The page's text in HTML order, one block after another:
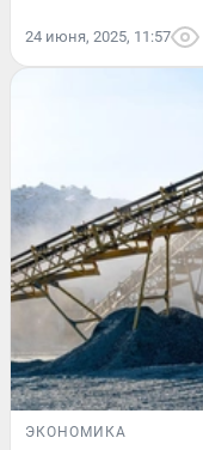
24 июня, 2025, 11:57
ЭКОНОМИКА